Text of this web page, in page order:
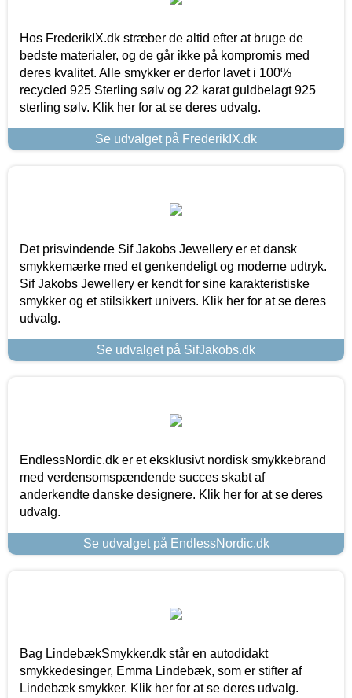
Hos FrederikIX.dk stræber de altid efter at bruge de
bedste materialer, og de går ikke på kompromis med
deres kvalitet. Alle smykker er derfor lavet i 100%
recycled 925 Sterling sølv og 22 karat guldbelagt 925
sterling sølv. Klik her for at se deres udvalg.
Se udvalget på FrederikIX.dk
Det prisvindende Sif Jakobs Jewellery er et dansk
smykkemærke med et genkendeligt og moderne udtryk.
Sif Jakobs Jewellery er kendt for sine karakteristiske
smykker og et stilsikkert univers. Klik her for at se deres
udvalg.
Se udvalget på SifJakobs.dk
EndlessNordic.dk er et eksklusivt nordisk smykkebrand
med verdensomspændende succes skabt af
anderkendte danske designere. Klik her for at se deres
udvalg.
Se udvalget på EndlessNordic.dk
Bag LindebækSmykker.dk står en autodidakt
smykkedesinger, Emma Lindebæk, som er stifter af
Lindebæk smykker. Klik her for at se deres udvalg.